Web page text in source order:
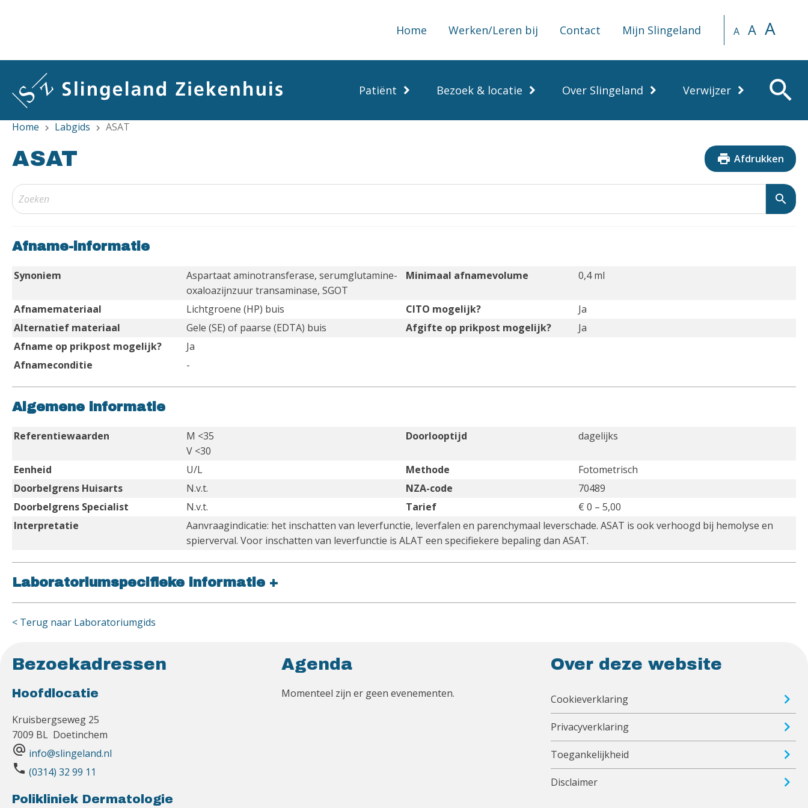
Home Werken/Leren bij Contact Mijn Slingeland A A A
Patiënt Bezoek & locatie Over Slingeland Verwijzer search
Home chevron_right Labgids chevron_right ASAT
ASAT print Afdrukken
search
Afname-informatie
Synoniem
Aspartaat aminotransferase, serumglutamine-
oxaloazijnzuur transaminase, SGOT
Minimaal afnamevolume 0,4 ml
Afnamemateriaal Lichtgroene (HP) buis CITO mogelijk?
Ja
Alternatief materiaal
Gele (SE) of paarse (EDTA) buis Afgifte op prikpost mogelijk?
Ja
Afname op prikpost mogelijk?
Ja
Afnameconditie
-
Algemene informatie
Referentiewaarden
M <35
V <30
Doorlooptijd dagelijks
Eenheid U/L Methode
Fotometrisch
Doorbelgrens Huisarts
N.v.t. NZA-code
70489
Doorbelgrens Specialist
N.v.t. Tarief
€ 0 – 5,00
Interpretatie
Aanvraagindicatie: het inschatten van leverfunctie, leverfalen en parenchymaal leverschade. ASAT is ook verhoogd bij hemolyse en
spierverval. Voor inschatten van leverfunctie is ALAT een specifiekere bepaling dan ASAT.
Laboratoriumspecifieke informatie +
< Terug naar Laboratoriumgids
Bezoekadressen
Hoofdlocatie
Kruisbergseweg 25
7009 BL Doetinchem
alternate_email info@slingeland.nl
phone (0314) 32 99 11
Polikliniek Dermatologie
Agenda
Momenteel zijn er geen evenementen.
Over deze website
Cookieverklaring
Privacyverklaring
Toegankelijkheid
Disclaimer